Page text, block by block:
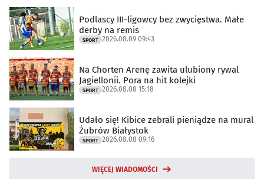
Podlascy III-ligowcy bez zwycięstwa. Małe
derby na remis
SPORT 2026.08.09 09:43
Na Chorten Arenę zawita ulubiony rywal
Jagiellonii. Pora na hit kolejki
SPORT 2026.08.08 15:18
Udało się! Kibice zebrali pieniądze na mural
Żubrów Białystok
SPORT 2026.08.08 09:16
WIĘCEJ WIADOMOŚCI